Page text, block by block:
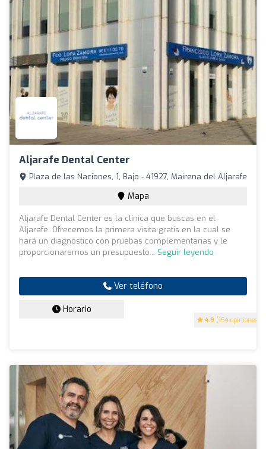
Aljarafe Dental Center
4.9 (154 opiniones)
Plaza de las Naciones, 1, Bajo - 41927, Mairena del Aljarafe
Mapa
Aljarafe Dental Center es la clínica que buscas en el
Aljarafe. Ofrecemos la primera visita gratis en la cual se
hará un diagnóstico con pruebas complementarias y le
proporcionaremos un presupuesto... Seguir leyendo
Ver teléfono
Horario